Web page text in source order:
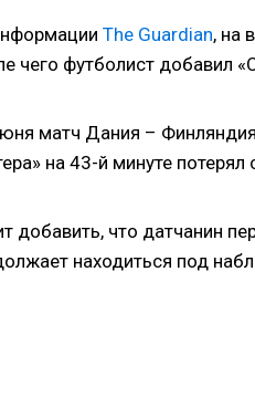
The Guardian, на
чего футболист добавил
матч Дания –
на 43-й минуте потерял
добавить, что датчанин
находиться под